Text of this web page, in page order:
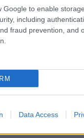
Google to enable storage
including
fraud prevention, and
Data Access